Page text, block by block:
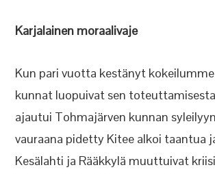
Karjalainen moraalivaje
Kun pari vuotta kestänyt
kunnat luopuivat sen
ajautui Tohmajärven kunnan
vauraana pidetty Kitee alkoi taantua
Kesälahti ja Rääkkylä muuttuivat